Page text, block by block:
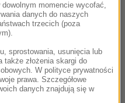
momencie wycofać,
danych do naszych
trzecich (poza
sprostowania, usunięcia lub
także złożenia skargi do
W polityce prywatności
prawa. Szczegółowe
danych znajdują się w